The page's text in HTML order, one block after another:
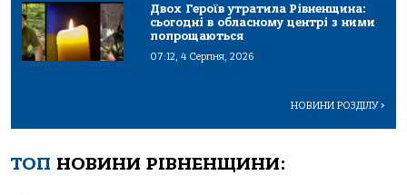
Двох Героїв утратила Рівненщина:
сьогодні в обласному центрі з ними
попрощаються
07:12, 4 Серпня, 2026
НОВИНИ РОЗДІЛУ>
ТОП НОВИНИ РІВНЕНЩИНИ: